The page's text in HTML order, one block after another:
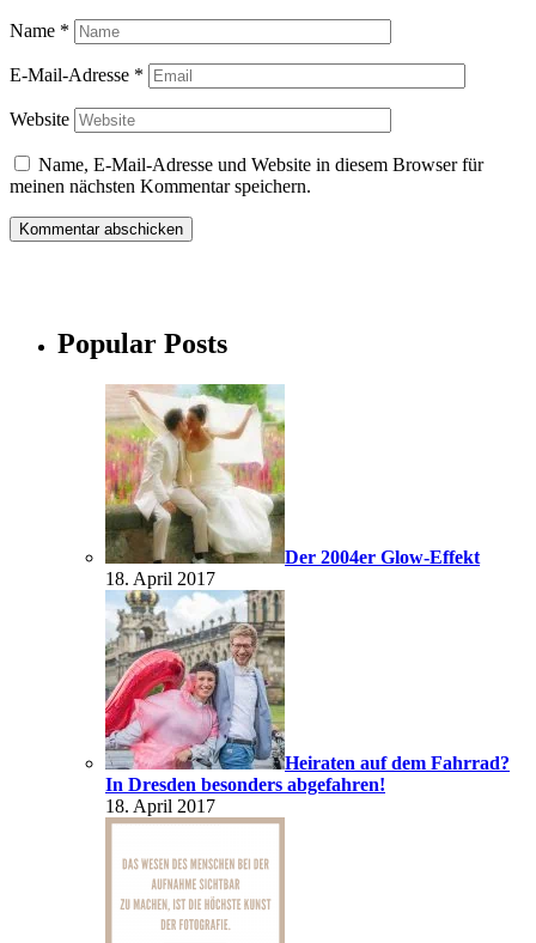
Name *
E-Mail-Adresse *
Website
Name, E-Mail-Adresse und Website in diesem Browser für
meinen nächsten Kommentar speichern.
Popular Posts
Der 2004er Glow-Effekt
18. April 2017
Heiraten auf dem Fahrrad?
In Dresden besonders abgefahren!
18. April 2017